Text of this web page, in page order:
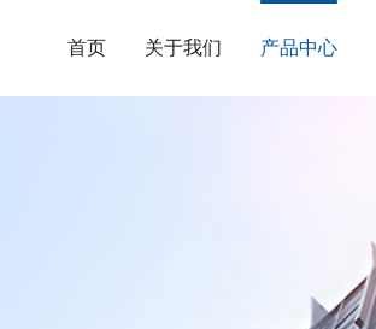
首页 关于我们 产品中心